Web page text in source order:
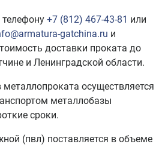
+7 (812) 467-43-81 или
gatchina.ru и
доставки проката до
и Ленинградской области.
осуществляется
металлобазы
сроки.
(пвл) поставляется в объеме